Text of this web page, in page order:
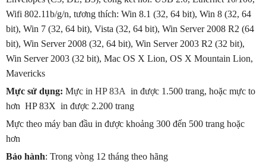
Wifi 802.11b/g/n, tương thích: Win 8.1 (32, 64 bit), Win 8 (32, 64
bit), Win 7 (32, 64 bit), Vista (32, 64 bit), Win Server 2008 R2 (64
bit), Win Server 2008 (32, 64 bit), Win Server 2003 R2 (32 bit),
Win Server 2003 (32 bit), Mac OS X Lion, OS X Mountain Lion,
Mavericks
Mực sử dụng: Mực in HP 83A in được 1.500 trang, hoặc mực to
hơn HP 83X in được 2.200 trang
Mực theo máy ban đầu in được khoảng 300 đến 500 trang hoặc
hơn
Bảo hành: Trong vòng 12 tháng theo hãng